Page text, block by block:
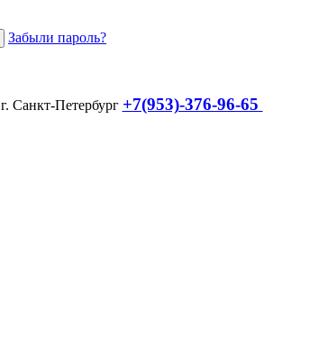
Забыли пароль?
г. Санкт-Петербург +7(953)-376-96-65